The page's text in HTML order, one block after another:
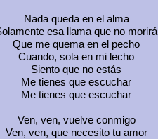
Nada queda en el alma
esa llama que no morirá
Que me quema en el pecho
Cuando, sola en mi lecho
Siento que no estás
Me tienes que escuchar
Me tienes que escuchar
Ven, ven, vuelve conmigo
Ven, ven, que necesito tu amor